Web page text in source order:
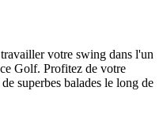
votre swing dans l'un
Golf. Profitez de votre
superbes balades le long de